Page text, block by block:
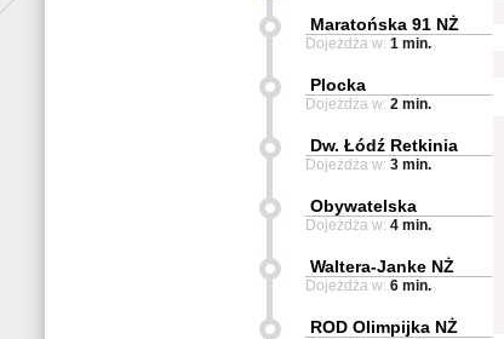
Maratońska 91 NŻ
Dojeżdża w: 1 min.
Plocka
Dojeżdża w: 2 min.
Dw. Łódź Retkinia
Dojeżdża w: 3 min.
Obywatelska
Dojeżdża w: 4 min.
Waltera-Janke NŻ
Dojeżdża w: 6 min.
ROD Olimpijka NŻ